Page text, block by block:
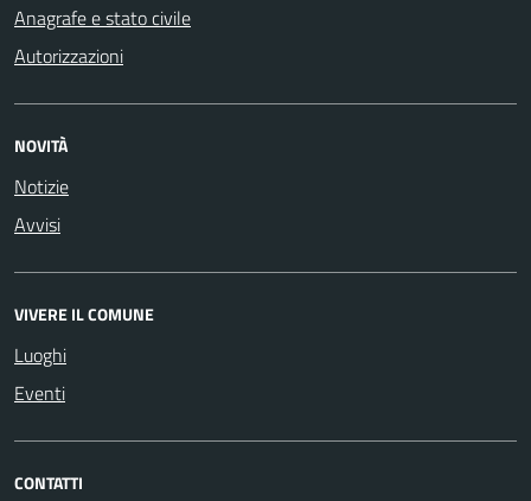
Anagrafe e stato civile
Autorizzazioni
NOVITÀ
Notizie
Avvisi
VIVERE IL COMUNE
Luoghi
Eventi
CONTATTI